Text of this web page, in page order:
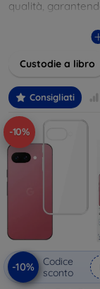
qualità,
esigenza e
Custodie a libro
Consigliati
-10%
-10%
Codice
sconto